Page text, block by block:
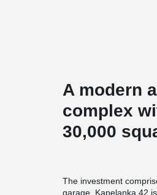
A modern
complex
30,000
The investment
garage. Kapelanka 42